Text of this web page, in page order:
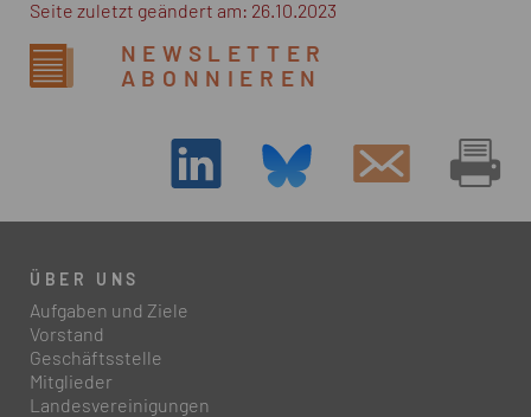
Seite zuletzt geändert am: 26.10.2023
NEWSLETTER
ABONNIEREN
ÜBER UNS
Aufgaben und Ziele
Vorstand
Geschäftsstelle
Mitglieder
Landesvereinigungen